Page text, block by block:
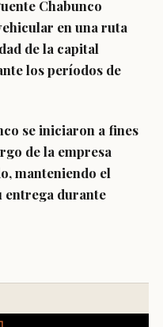
Chabunco
en una ruta
de la capital
los períodos de
se iniciaron a fines
de la empresa
, manteniendo el
entrega durante